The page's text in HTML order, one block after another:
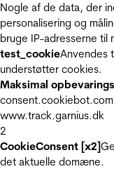
Nogle af de data, der
personalisering og
bruge IP-adresserne til
test_cookieAnvendes
understøtter cookies.
Maksimal
consent.cookiebot.com
www.track.garnius.dk
2
CookieConsent [x2]
det aktuelle domæne.